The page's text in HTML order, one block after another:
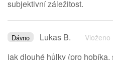
subjektivní záležitost.
Dávno Lukas B.
jak dlouhé hůlky (pro